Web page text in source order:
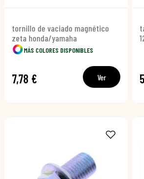
tornillo de vaciado magnético
zeta honda/yamaha
MÁS COLORES DISPONIBLES
7,78 € Ver